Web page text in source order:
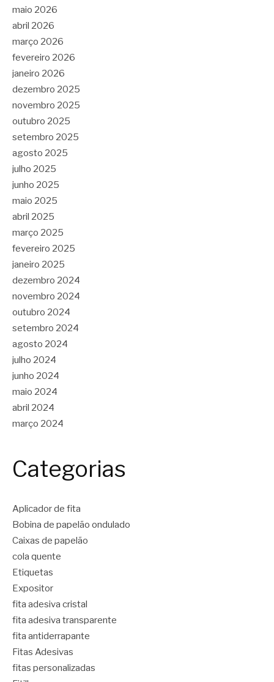
maio 2026
abril 2026
março 2026
fevereiro 2026
janeiro 2026
dezembro 2025
novembro 2025
outubro 2025
setembro 2025
agosto 2025
julho 2025
junho 2025
maio 2025
abril 2025
março 2025
fevereiro 2025
janeiro 2025
dezembro 2024
novembro 2024
outubro 2024
setembro 2024
agosto 2024
julho 2024
junho 2024
maio 2024
abril 2024
março 2024
Categorias
Aplicador de fita
Bobina de papelão ondulado
Caixas de papelão
cola quente
Etiquetas
Expositor
fita adesiva cristal
fita adesiva transparente
fita antiderrapante
Fitas Adesivas
fitas personalizadas